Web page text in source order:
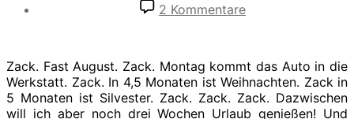
2 Kommentarezu
(31)
Zack. Fast August. Zack. Montag kommt das Auto in die
Werkstatt. Zack. In 4,5 Monaten ist Weihnachten. Zack in
5 Monaten ist Silvester. Zack. Zack. Zack. Dazwischen
will ich aber noch drei Wochen Urlaub genießen! Und